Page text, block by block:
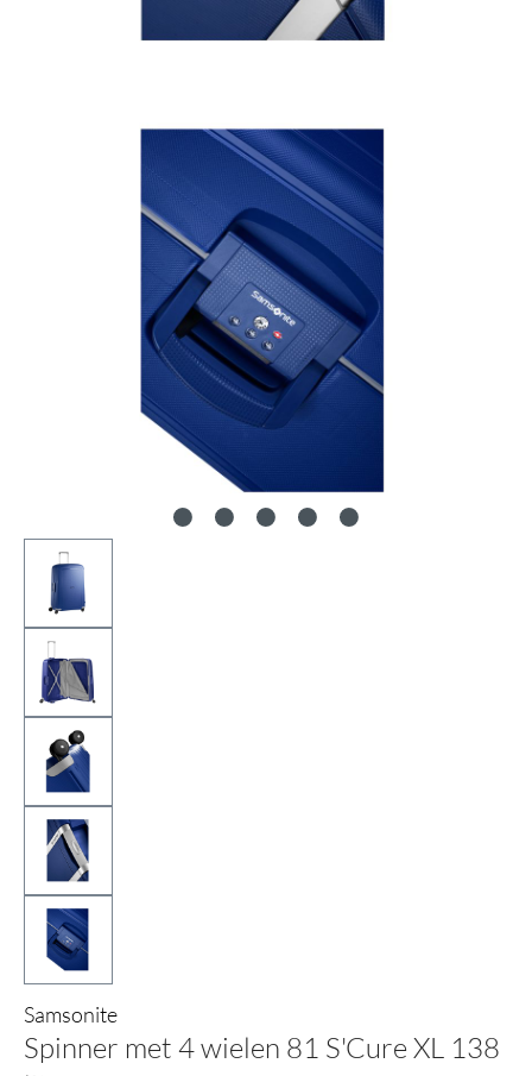
Samsonite
Spinner met 4 wielen 81 S'Cure XL 138